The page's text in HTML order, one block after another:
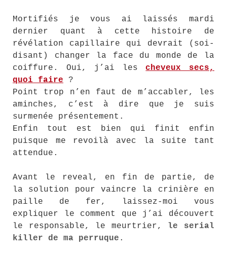
Mortifiés je vous ai laissés mardi
dernier quant à cette histoire de
révélation capillaire qui devrait (soi-
disant) changer la face du monde de la
coiffure. Oui, j’ai lescheveux secs,
quoi faire ?
Point trop n’en faut de m’accabler, les
aminches, c’est à dire que je suis
surmenée présentement.
Enfin tout est bien qui finit enfin
puisque me revoilà avec la suite tant
attendue.
Avant le reveal, en fin de partie, de
la solution pour vaincre la crinière en
paille de fer, laissez-moi vous
expliquer le comment que j’ai découvert
le responsable, le meurtrier, le serial
killer de ma perruque .